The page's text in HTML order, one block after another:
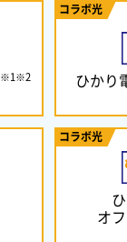
※1※2
コラボ光
ひかり
コラボ光
オ